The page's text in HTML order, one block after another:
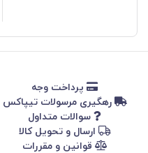
پرداخت وجه
رهگیری مرسولات تیپاکس
سوالات متداول
ارسال و تحویل کالا
قوانین و مقررات